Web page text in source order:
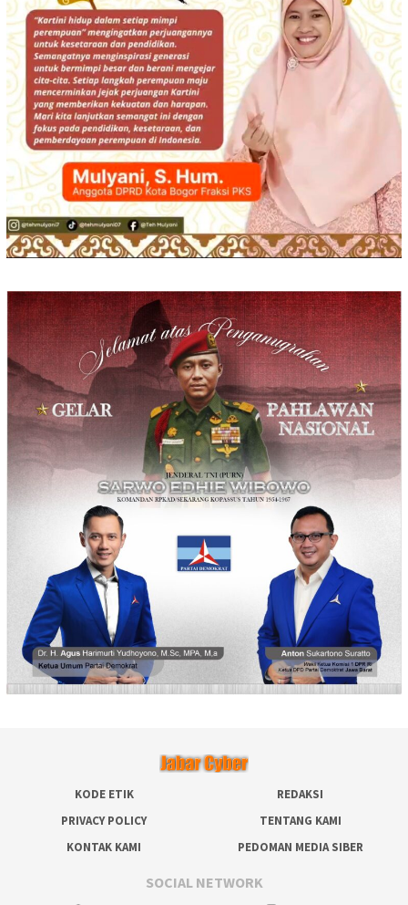
KODE ETIK
REDAKSI
PRIVACY POLICY
TENTANG KAMI
KONTAK KAMI
PEDOMAN MEDIA SIBER
SOCIAL NETWORK